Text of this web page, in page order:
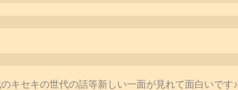
キセキの世代の話等新しい一面が見れて面白いです♪